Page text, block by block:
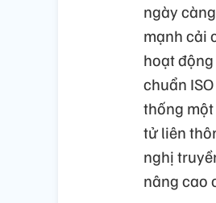
ngày
mạnh cải
hoạt
chuẩn
thống
tử liên
nghị
nâng cao